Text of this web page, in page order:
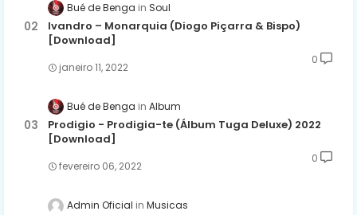
Bué de Benga Soul
Ivandro – Monarquia (Diogo Piçarra & Bispo)
[Download]
janeiro 11, 2022
0
Bué de Benga Album
Prodigio - Prodigia-te (Álbum Tuga Deluxe) 2022
[Download]
fevereiro 06, 2022
0
Admin Oficial Musicas